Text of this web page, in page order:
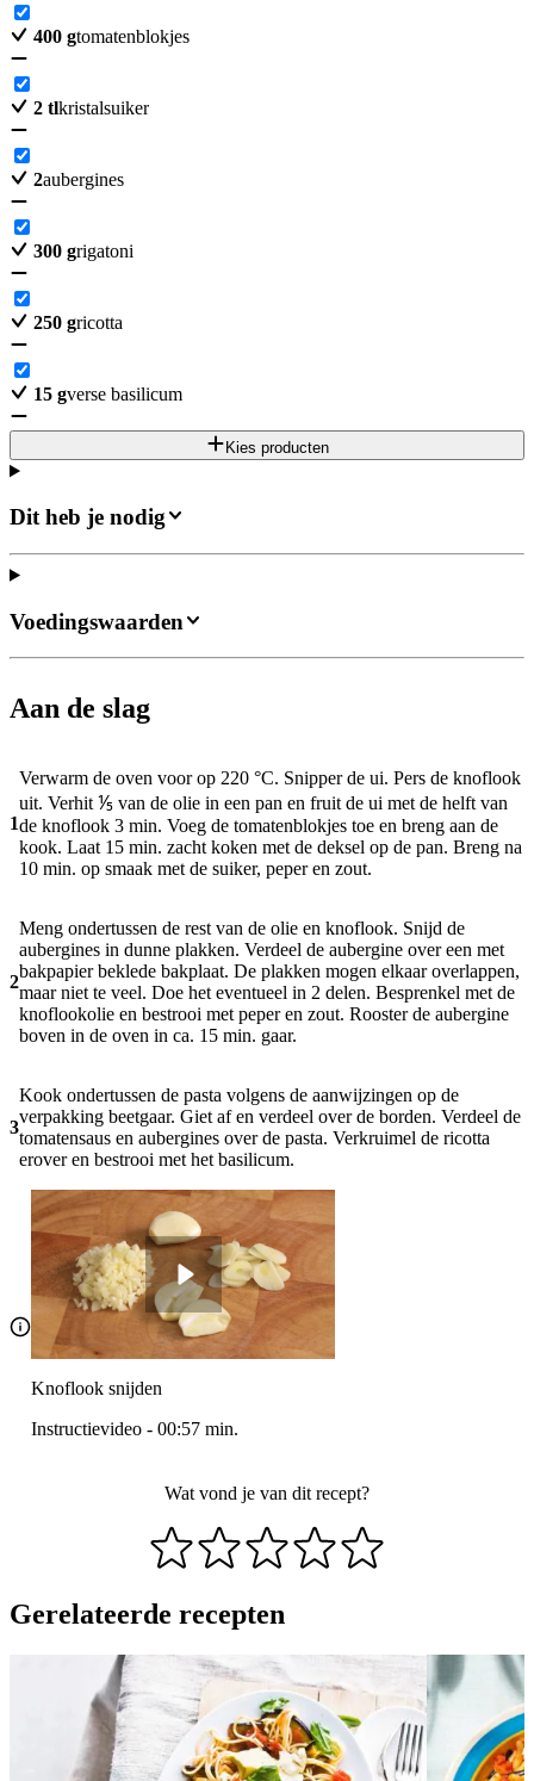
400 gtomatenblokjes
2 tlkristalsuiker
2aubergines
300 grigatoni
250 gricotta
15 gverse basilicum
Kies producten
Dit heb je nodig
Aan de slag
1
Verwarm de oven voor op 220 °C. Snipper de ui. Pers de knoflook
uit. Verhit ⅕ van de olie in een pan en fruit de ui met de helft van
de knoflook 3 min. Voeg de tomatenblokjes toe en breng aan de
kook. Laat 15 min. zacht koken met de deksel op de pan. Breng na
10 min. op smaak met de suiker, peper en zout.
2
Meng ondertussen de rest van de olie en knoflook. Snijd de
aubergines in dunne plakken. Verdeel de aubergine over een met
bak­papier beklede bakplaat. De plakken mogen elkaar overlappen,
maar niet te veel. Doe het eventueel in 2 delen. Besprenkel met de
knoflookolie en bestrooi met peper en zout. Rooster de aubergine
boven in de oven in ca. 15 min. gaar.
3
Kook ondertussen de pasta volgens de aanwijzingen op de
verpakking beetgaar. Giet af en verdeel over de borden. Verdeel de
tomatensaus en aubergines over de pasta. Verkruimel de ricotta
erover en bestrooi met het basilicum.
Knoflook snijden
Instructievideo - 00:57 min.
Wat vond je van dit recept?
Voedingswaarden
Gerelateerde recepten